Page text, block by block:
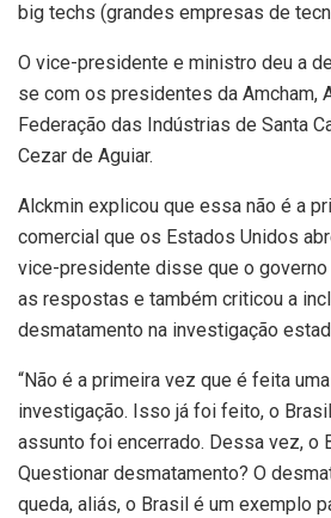
big techs (grandes empresas de
O vice-presidente e ministro deu a
se com os presidentes da Amcham,
Federação das Indústrias de Santa
Cezar de Aguiar.
Alckmin explicou que essa não é a
comercial que os Estados Unidos
vice-presidente disse que o
as respostas e também criticou a
desmatamento na investigação
“Não é a primeira vez que é feita
investigação. Isso já foi feito, o
assunto foi encerrado. Dessa vez, o
Questionar desmatamento? O
queda, aliás, o Brasil é um exemplo